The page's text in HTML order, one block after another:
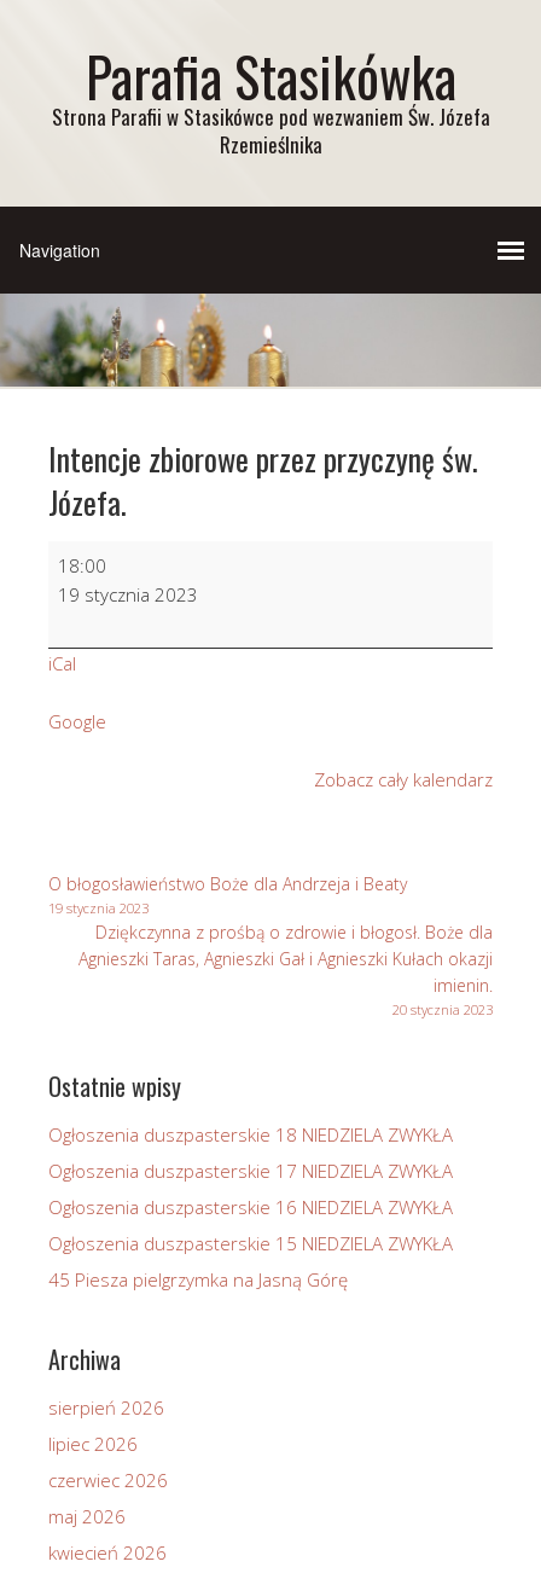
Parafia Stasikówka
Strona Parafii w Stasikówce pod wezwaniem Św. Józefa
Rzemieślnika
Intencje zbiorowe przez przyczynę św.
Józefa.
Intencje
zbiorowe
św.
18:00
19 stycznia 2023
iCal
Google
Zobacz cały kalendarz
O błogosławieństwo Boże dla Andrzeja i Beaty
19 stycznia 2023
Dziękczynna z prośbą o zdrowie i błogosł. Boże dla
Agnieszki Taras, Agnieszki Gał i Agnieszki Kułach okazji
imienin.
20 stycznia 2023
Ostatnie wpisy
Ogłoszenia duszpasterskie 18 NIEDZIELA ZWYKŁA
Ogłoszenia duszpasterskie 17 NIEDZIELA ZWYKŁA
Ogłoszenia duszpasterskie 16 NIEDZIELA ZWYKŁA
Ogłoszenia duszpasterskie 15 NIEDZIELA ZWYKŁA
45 Piesza pielgrzymka na Jasną Górę
Archiwa
sierpień 2026
lipiec 2026
czerwiec 2026
maj 2026
kwiecień 2026